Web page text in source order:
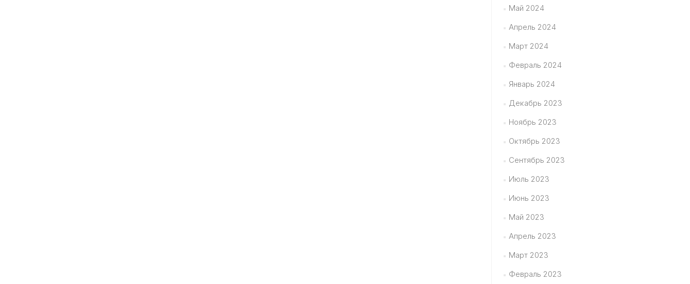
Май 2024
Апрель 2024
Март 2024
Февраль 2024
Январь 2024
Декабрь 2023
Ноябрь 2023
Октябрь 2023
Сентябрь 2023
Июль 2023
Июнь 2023
Май 2023
Апрель 2023
Март 2023
Февраль 2023